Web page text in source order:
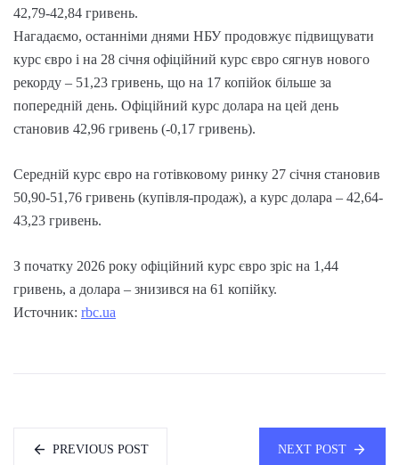
42,79-42,84 гривень.
Нагадаємо, останніми днями НБУ продовжує підвищувати
курс євро і на 28 січня офіційний курс євро сягнув нового
рекорду – 51,23 гривень, що на 17 копійок більше за
попередній день. Офіційний курс долара на цей день
становив 42,96 гривень (-0,17 гривень).
Середній курс євро на готівковому ринку 27 січня становив
50,90-51,76 гривень (купівля-продаж), а курс долара – 42,64-
43,23 гривень.
З початку 2026 року офіційний курс євро зріс на 1,44
гривень, а долара – знизився на 61 копійку.
Источник: rbc.ua
PREVIOUS POST NEXT POST